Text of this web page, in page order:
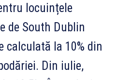
locuințele
de South Dublin
calculată la 10% din
Din iulie,